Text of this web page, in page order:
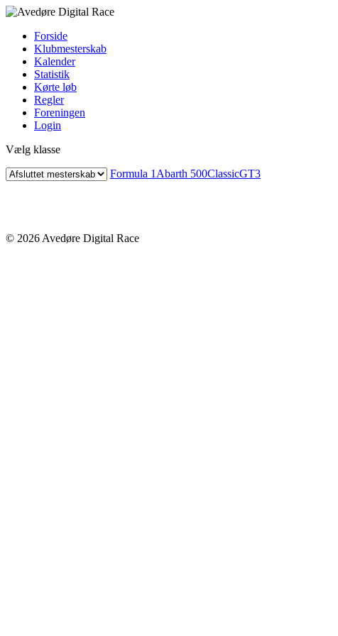
Forside
Klubmesterskab
Kalender
Statistik
Kørte løb
Regler
Foreningen
Login
Vælg klasse
Formula 1 Abarth 500ClassicGT3
© 2026 Avedøre Digital Race